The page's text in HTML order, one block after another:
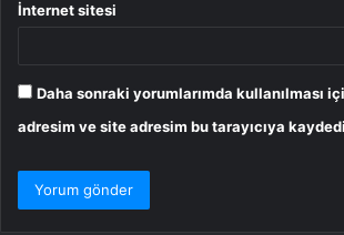
İnternet sitesi
Daha sonraki yorumlarımda kullanılması
adresim ve site adresim bu tarayıcıya